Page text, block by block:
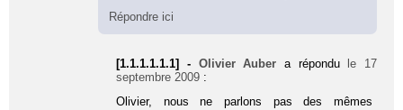
Répondre ici
[1.1.1.1.1.1] - Olivier Auber a répondu le 17
septembre 2009 :
Olivier, nous ne parlons pas des mêmes